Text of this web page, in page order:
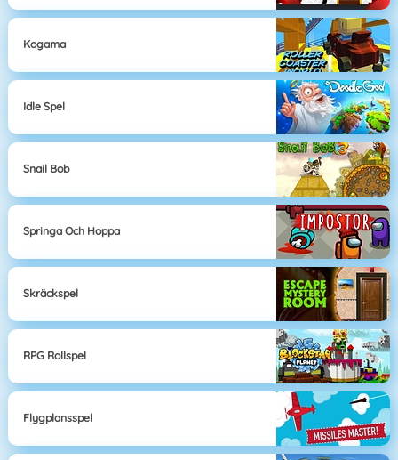
Kogama
Idle Spel
Snail Bob
Springa Och Hoppa
Skräckspel
RPG Rollspel
Flygplansspel